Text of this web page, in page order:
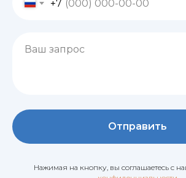
+7
Ваш запрос
Отправить
Нажимая на кнопку, вы соглашаетесь c